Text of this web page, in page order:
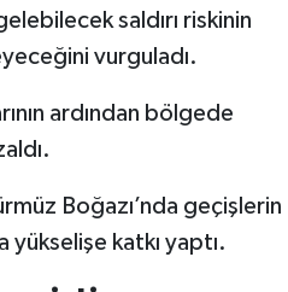
saldırı riskinin
vurguladı.
ardından bölgede
Boğazı’nda geçişlerin
katkı yaptı.